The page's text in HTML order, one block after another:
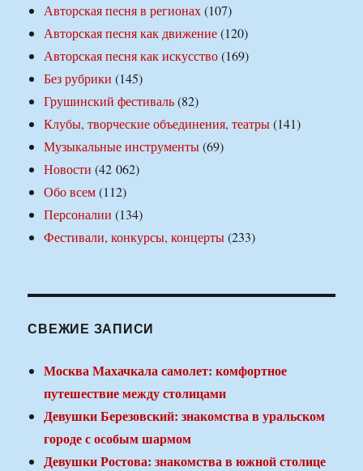
Авторская песня в регионах(107)
Авторская песня как движение(120)
Авторская песня как искусство(169)
Без рубрики (145)
Грушинский фестиваль(82)
Клубы, творческие объединения, театры(141)
Музыкальные инструменты(69)
Новости (42 062)
Обо всем(112)
Персоналии (134)
Фестивали, конкурсы, концерты(233)
СВЕЖИЕ ЗАПИСИ
Москва Махачкала самолет: комфортное
путешествие между столицами
Девушки Березовский: знакомства в уральском
городе с особым шармом
Девушки Ростова: знакомства в южной столице